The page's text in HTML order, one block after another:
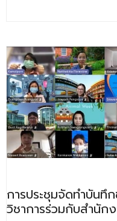
การประชุมจัดทำบันทึ
วิชาการร่วมกับสำนั